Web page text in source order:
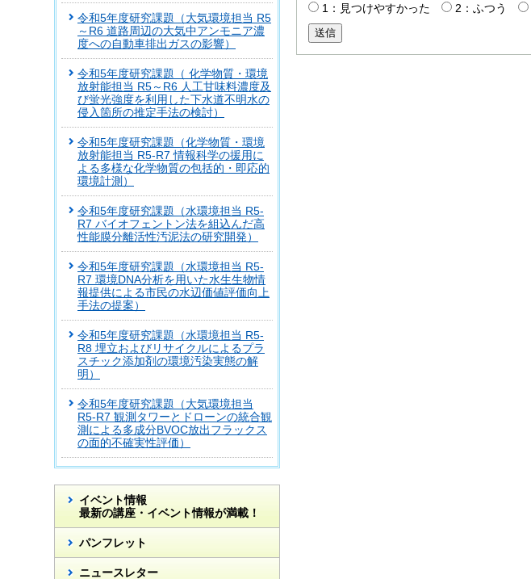
令和5年度研究課題（大気環境担当 R5
～R6 道路周辺の大気中アンモニア濃
度への自動車排出ガスの影響）
令和5年度研究課題（ 化学物質・環境
放射能担当 R5～R6 人工甘味料濃度及
び蛍光強度を利用した下水道不明水の
侵入箇所の推定手法の検討）
令和5年度研究課題（化学物質・環境
放射能担当 R5-R7 情報科学の援用に
よる多様な化学物質の包括的・即応的
環境計測）
令和5年度研究課題（水環境担当 R5-
R7 バイオフェントン法を組込んだ高
性能膜分離活性汚泥法の研究開発）
令和5年度研究課題（水環境担当 R5-
R7 環境DNA分析を用いた水生生物情
報提供による市民の水辺価値評価向上
手法の提案）
令和5年度研究課題（水環境担当 R5-
R8 埋立およびリサイクルによるプラ
スチック添加剤の環境汚染実態の解
明）
令和5年度研究課題（大気環境担当
R5-R7 観測タワーとドローンの統合観
測による多成分BVOC放出フラックス
の面的不確実性評価）
イベント情報
最新の講座・イベント情報が満載！
パンフレット
ニュースレター
1：見つけやすかった
2：ふつう
送信